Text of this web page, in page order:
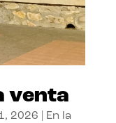
venta
2026
En la